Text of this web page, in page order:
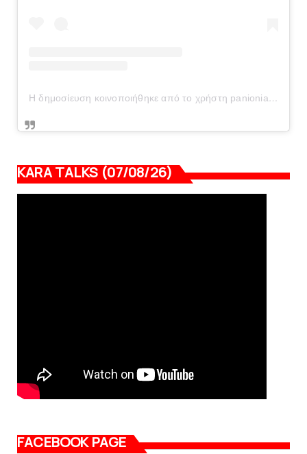
Η δημοσίευση κοινοποιήθηκε από το χρήστη panionianea.gr (@panionianea.gr)
KARA TALKS (07/08/26)
FACEBOOK PAGE